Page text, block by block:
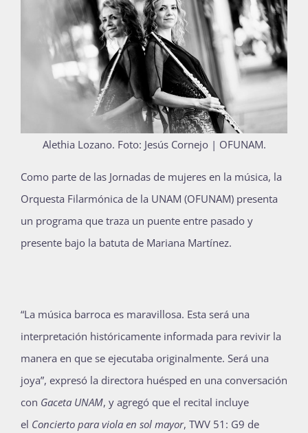
Súmate
Publicaciones
Bienvenida generación 2027-1
Alethia Lozano. Foto: Jesús Cornejo | OFUNAM.
Como parte de las Jornadas de mujeres en la música, la
Orquesta Filarmónica de la UNAM (OFUNAM) presenta
un programa que traza un puente entre pasado y
presente bajo la batuta de Mariana Martínez.
“La música barroca es maravillosa. Esta será una
interpretación históricamente informada para revivir la
manera en que se ejecutaba originalmente. Será una
joya”, expresó la directora huésped en una conversación
con Gaceta UNAM, y agregó que el recital incluye
el Concierto para viola en sol mayor, TWV 51: G9 de